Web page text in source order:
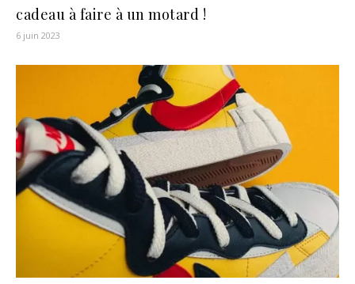
cadeau à faire à un motard !
6 juin 2023